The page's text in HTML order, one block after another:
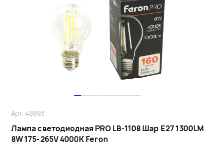
Лампа светодиодная PRO LB-1108 Шар E27 1300LM
8W 175-265V 4000K Feron
Арт. 48893